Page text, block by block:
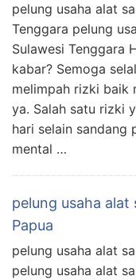
pelung usaha alat
Tenggara pelung
Sulawesi Tenggara
kabar? Semoga
melimpah rizki baik
ya. Salah satu rizki
hari selain sandang
mental …
pelung usaha alat
Papua
pelung usaha alat
pelung usaha alat